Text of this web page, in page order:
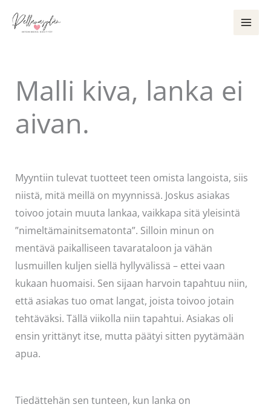
sisältöön
Malli kiva, lanka ei
aivan.
Myyntiin tulevat tuotteet teen omista langoista, siis
niistä, mitä meillä on myynnissä. Joskus asiakas
toivoo jotain muuta lankaa, vaikkapa sitä yleisintä
”nimeltämainitsematonta”. Silloin minun on
mentävä paikalliseen tavarataloon ja vähän
lusmuillen kuljen siellä hyllyvälissä – ettei vaan
kukaan huomaisi. Sen sijaan harvoin tapahtuu niin,
että asiakas tuo omat langat, joista toivoo jotain
tehtäväksi. Tällä viikolla niin tapahtui. Asiakas oli
ensin yrittänyt itse, mutta päätyi sitten pyytämään
apua.
Tiedättehän sen tunteen, kun lanka on